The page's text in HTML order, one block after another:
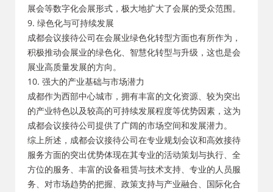
展会等数字化会展形式，极大地扩大了会展的受众范围。
9. 绿色化与可持续发展
成都会议接待公司在会展业绿色化转型方面也有所作为，
积极推动会展业的绿色化、智慧化转型与升级，这也是会
展业高质量发展的方向。
10. 强大的产业基础与市场潜力
成都作为西部中心城市，拥有丰富的文化资源、较为突出
的产业特色以及较高的可持续发展程度等优势因素，这为
成都会议接待公司提供了广阔的市场空间和发展潜力。
综上所述，成都会议接待公司在专业规划会议和高效接待
服务方面的突出优势体现在其专业的活动策划与执行、全
方位的服务、丰富的设备租赁与技术支持、专业的人员服
务、对市场趋势的把握、政策支持与产业融合、国际化合